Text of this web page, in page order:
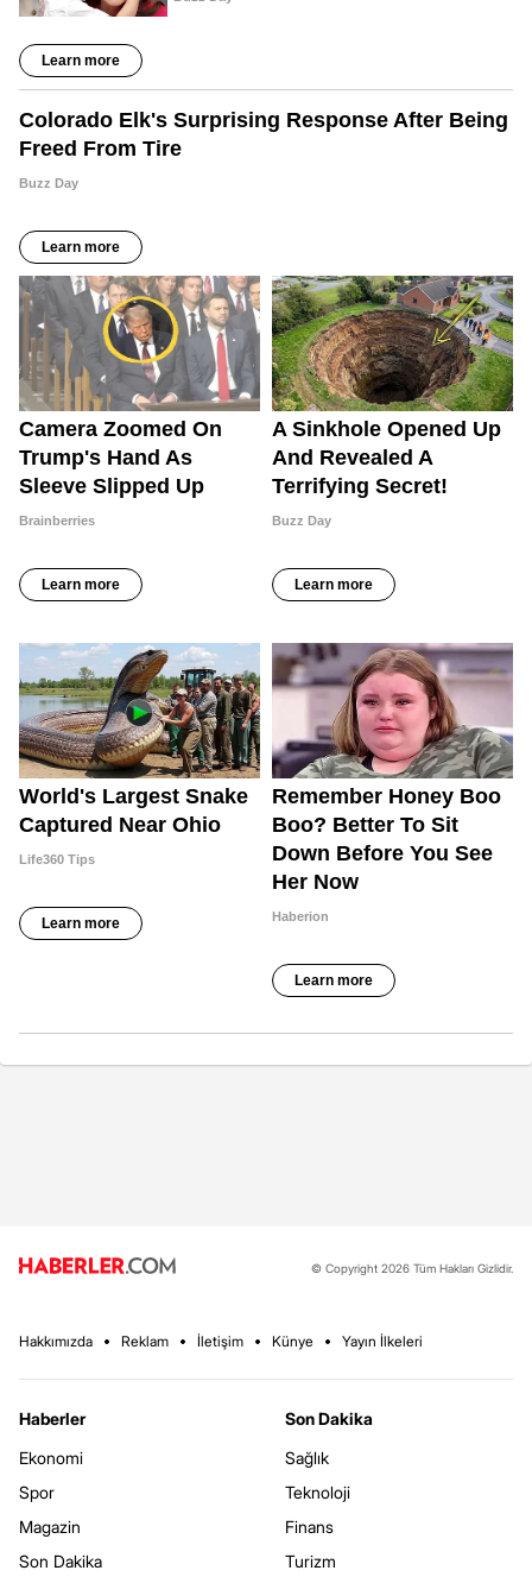
© Copyright 2026 Tüm Hakları Gizlidir.
Hakkımızda Reklam İletişim Künye Yayın İlkeleri
Haberler
Ekonomi
Spor
Magazin
Son Dakika
Son Dakika
Sağlık
Teknoloji
Finans
Turizm